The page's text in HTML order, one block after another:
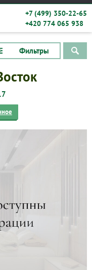
+7 (499) 350-22-65
+420 774 065 938
Фильтры